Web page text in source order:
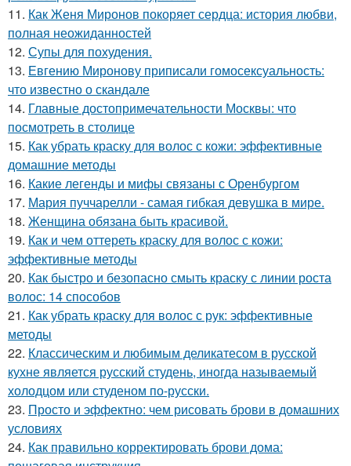
11. Как Женя Миронов покоряет сердца: история любви,
полная неожиданностей
12. Супы для похудения.
13. Евгению Миронову приписали гомосексуальность:
что известно о скандале
14. Главные достопримечательности Москвы: что
посмотреть в столице
15. Как убрать краску для волос с кожи: эффективные
домашние методы
16. Какие легенды и мифы связаны с Оренбургом
17. Мария пуччарелли - самая гибкая девушка в мире.
18. Женщина обязана быть красивой.
19. Как и чем оттереть краску для волос с кожи:
эффективные методы
20. Как быстро и безопасно смыть краску с линии роста
волос: 14 способов
21. Как убрать краску для волос с рук: эффективные
методы
22. Классическим и любимым деликатесом в русской
кухне является русский студень, иногда называемый
холодцом или студеном по-русски.
23. Просто и эффектно: чем рисовать брови в домашних
условиях
24. Как правильно корректировать брови дома: